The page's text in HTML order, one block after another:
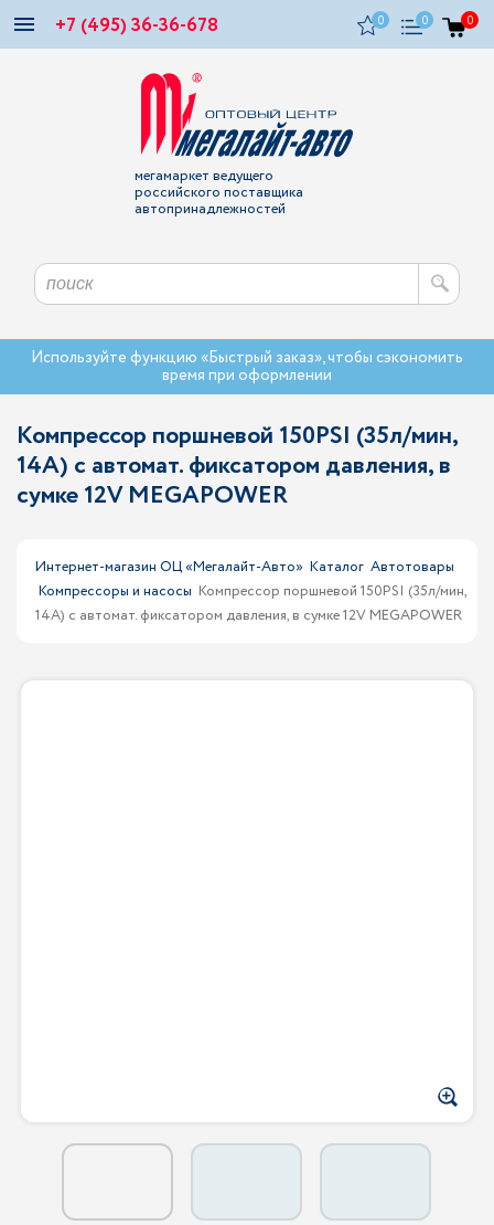
+7 (495) 36-36-678 0 0 0
мегамаркет ведущего
российского поставщика
автопринадлежностей
Используйте функцию «Быстрый заказ», чтобы сэкономить
время при оформлении
Компрессор поршневой 150PSI (35л/мин,
14А) с автомат. фиксатором давления, в
сумке 12V MEGAPOWER
Интернет-магазин ОЦ «Мегалайт-Авто» Каталог Автотовары
Компрессоры и насосы Компрессор поршневой 150PSI (35л/мин,
14А) с автомат. фиксатором давления, в сумке 12V MEGAPOWER